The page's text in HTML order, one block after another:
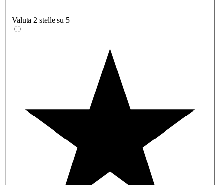
Valuta 2 stelle su 5